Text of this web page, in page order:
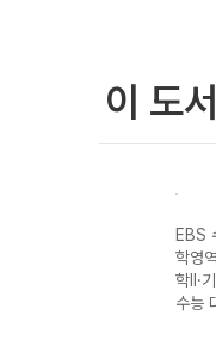
이 도
EBS
학영
학II·
수능